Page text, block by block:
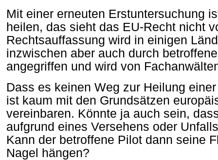
Mit einer erneuten Erstuntersuchung
heilen, das sieht das EU-Recht nicht
Rechtsauffassung wird in einigen
inzwischen aber auch durch
angegriffen und wird von
Dass es keinen Weg zur Heilung
ist kaum mit den Grundsätzen
vereinbaren. Könnte ja auch sein,
aufgrund eines Versehens oder
Kann der betroffene Pilot dann seine
Nagel hängen?